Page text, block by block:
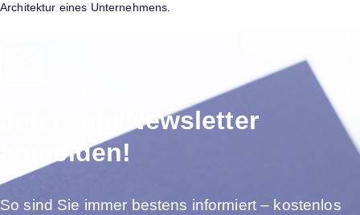
Architektur eines Unternehmens.
Jetzt zum Newsletter
anmelden!
So sind Sie immer bestens informiert – kostenlos